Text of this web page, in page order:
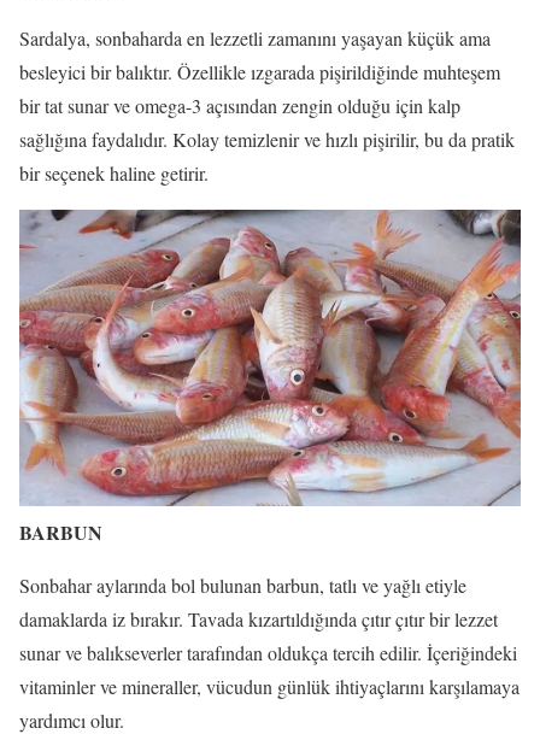
Sardalya, sonbaharda en lezzetli zamanını yaşayan küçük ama
besleyici bir balıktır. Özellikle ızgarada pişirildiğinde muhteşem
bir tat sunar ve omega-3 açısından zengin olduğu için kalp
sağlığına faydalıdır. Kolay temizlenir ve hızlı pişirilir, bu da pratik
bir seçenek haline getirir.
BARBUN
Sonbahar aylarında bol bulunan barbun, tatlı ve yağlı etiyle
damaklarda iz bırakır. Tavada kızartıldığında çıtır çıtır bir lezzet
sunar ve balıkseverler tarafından oldukça tercih edilir. İçeriğindeki
vitaminler ve mineraller, vücudun günlük ihtiyaçlarını karşılamaya
yardımcı olur.